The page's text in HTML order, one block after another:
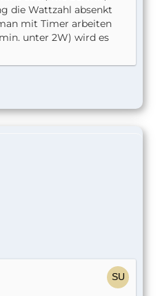
die Wattzahl absenkt
mit Timer arbeiten
unter 2W) wird es